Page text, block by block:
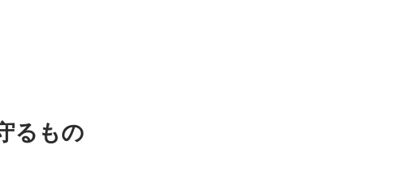
るもの